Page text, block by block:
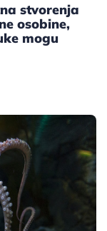
stvorenja
osobine,
mogu